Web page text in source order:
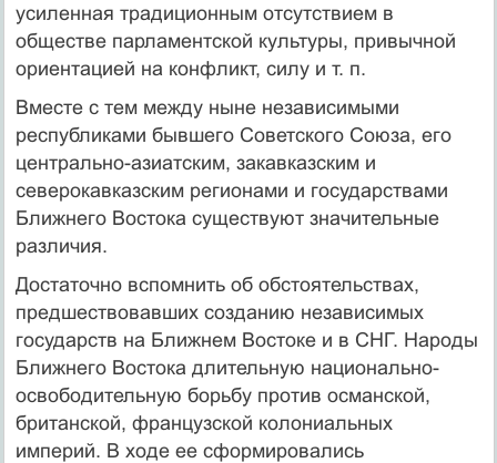
усиленная традиционным отсутствием в
обществе парламентской культуры, привычной
ориентацией на конфликт, силу и т. п.
Вместе с тем между ныне независимыми
республиками бывшего Советского Союза, его
центрально-азиатским, закавказским и
северокавказским регионами и государствами
Ближнего Востока существуют значительные
различия.
Достаточно вспомнить об обстоятельствах,
предшествовавших созданию независимых
государств на Ближнем Востоке и в СНГ. Народы
Ближнего Востока длительную национально-
освободительную борьбу против османской,
британской, французской колониальных
империй. В ходе ее сформировались